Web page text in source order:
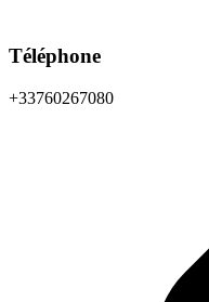
Téléphone
+33760267080